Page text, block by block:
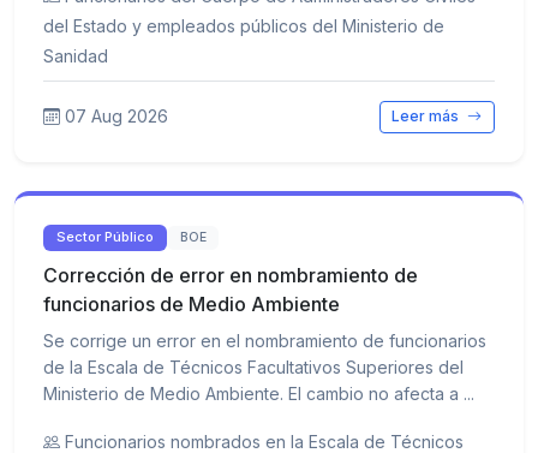
del Estado y empleados públicos del Ministerio de
Sanidad
07 Aug 2026 Leer más
Sector Público BOE
Corrección de error en nombramiento de
funcionarios de Medio Ambiente
Se corrige un error en el nombramiento de funcionarios
de la Escala de Técnicos Facultativos Superiores del
Ministerio de Medio Ambiente. El cambio no afecta a ...
Funcionarios nombrados en la Escala de Técnicos